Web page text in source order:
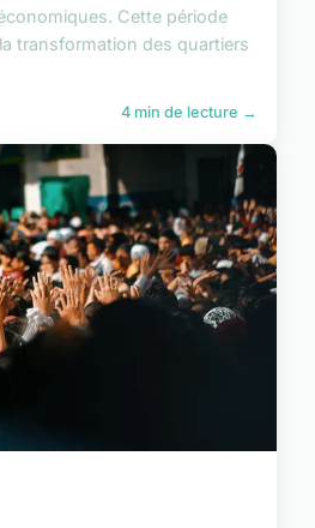
Cette période
transformation des quartiers
4 min de lecture →